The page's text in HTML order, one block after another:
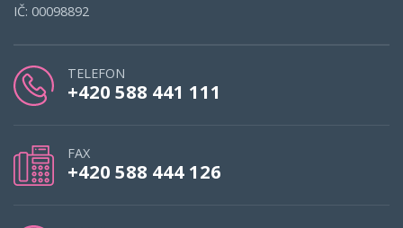
E-Podatelna »
IČ: 00098892
TELEFON
+420 588 441 111